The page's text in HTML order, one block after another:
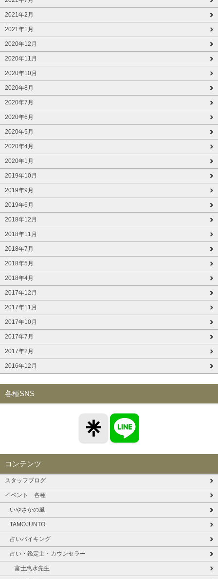
2021年2月
2021年1月
2020年12月
2020年11月
2020年10月
2020年8月
2020年7月
2020年6月
2020年5月
2020年4月
2020年1月
2019年10月
2019年9月
2019年6月
2018年12月
2018年11月
2018年7月
2018年5月
2018年4月
2017年12月
2017年11月
2017年10月
2017年7月
2017年2月
2016年12月
各種SNS
コンテンツ
スタッフブログ
イベント 各種
いやさかの風
TAMOJUNTO
占いバイキング
占い・鑑定士・カウンセラー
富士惠水先生